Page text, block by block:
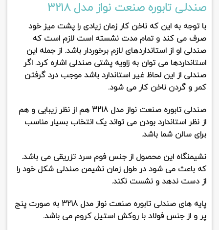
صندلی تابوره صنعت نواز مدل 3218
با توجه به این که ناخن کار زمان زیادی را پشت میز خود
صرف می کند و تمام مدت نشسته است لازم است که
صندلی او از استانداردهای لازم برخوردار باشد. از جمله این
استانداردها می توان به زاویه پشتی صندلی اشاره کرد. اگر
صندلی از این لحاظ غیر استاندارد باشد موجب درد گرفتن
کمر و گردن ناخن کار می شود.
صندلی تابوره صنعت نواز مدل 3218
هم از نظر زیبایی و هم
از نظر استاندارد بودن می تواند یک انتخاب بسیار مناسب
برای سالن شما باشد.
نشیمنگاه این محصول از جنسفوم سرد تزریقی می باشد.
که باعث می شود در طول زمان نشیمن صندلی شکل خود را
از دست ندهد و نشست نکند.
پایه های صندلی تابوره صنعت نواز مدل 3218
به صورت پنج
پر و از جنس فولاد با روکش استیل کروم می باشد.